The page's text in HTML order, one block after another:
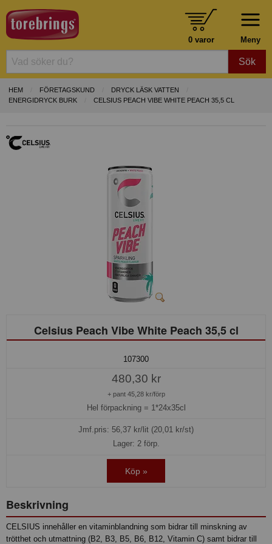
Meny
0 varor
Sök
HEM FÖRETAGSKUND
DRYCK LÄSK VATTEN
ENERGIDRYCK BURK
CELSIUS PEACH VIBE WHITE PEACH 35,5 CL
Celsius Peach Vibe White Peach 35,5 cl
107300
480,30 kr
+ pant 45,28 kr/förp
Hel förpackning = 1*24x35cl
Jmf.pris: 56,37 kr/lit (20,01 kr/st)
Lager: 2 förp.
Köp »
Beskrivning
CELSIUS innehåller en vitaminblandning som bidrar till minskning av
trötthet och utmattning (B2, B3, B5, B6, B12, Vitamin C) samt bidrar till